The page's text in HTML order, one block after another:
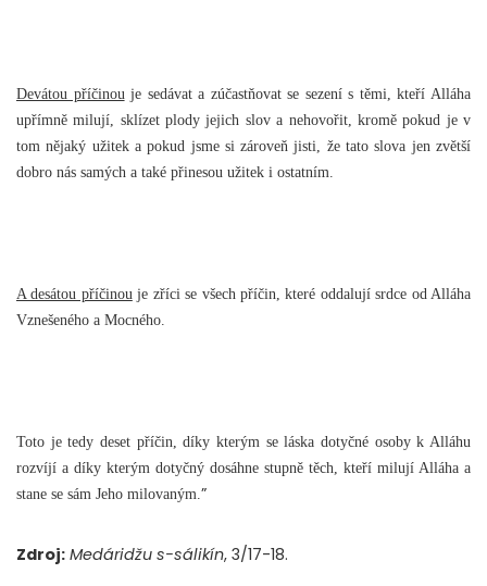
Devátou příčinouje sedávat a zúčastňovat se sezení s těmi, kteří Alláha
upřímně milují, sklízet plody jejich slov a nehovořit, kromě pokud je v
tom nějaký užitek a pokud jsme si zároveň jisti, že tato slova jen zvětší
dobro nás samých a také přinesou užitek i ostatním.
A desátou příčinouje zříci se všech příčin, které oddalují srdce od Alláha
Vznešeného a Mocného.
Toto je tedy deset příčin, díky kterým se láska dotyčné osoby k Alláhu
rozvíjí a díky kterým dotyčný dosáhne stupně těch, kteří milují Alláha a
stane se sám Jeho milovaným.”
Zdroj: Medáridžu s-sálikín, 3/17-18.